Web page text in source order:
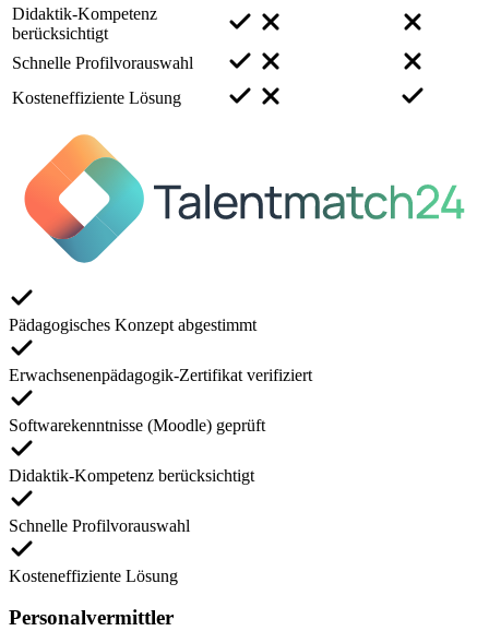
Didaktik-Kompetenz
berücksichtigt
Schnelle Profilvorauswahl
Kosteneffiziente Lösung
Pädagogisches Konzept abgestimmt
Erwachsenenpädagogik-Zertifikat verifiziert
Softwarekenntnisse (Moodle) geprüft
Didaktik-Kompetenz berücksichtigt
Schnelle Profilvorauswahl
Kosteneffiziente Lösung
Personalvermittler